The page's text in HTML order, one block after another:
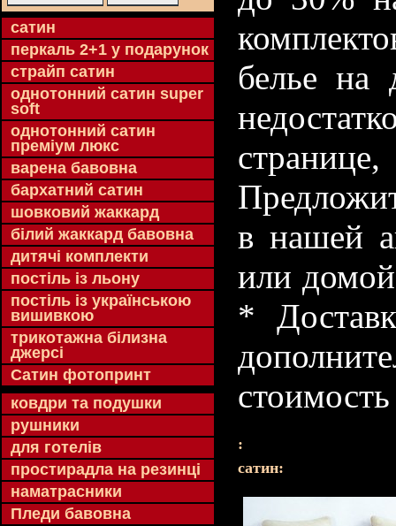
cатин
перкаль 2+1 у подарунок
страйп сатин
однотонний сатин super
soft
однотонний сатин
преміум люкс
варена бавовна
бархатний сатин
шовковий жаккард
білий жаккард бавовна
дитячі комплекти
постіль із льону
постіль із українською
вишивкою
трикотажна білизна
джерсі
Сатин фотопринт
ковдри та подушки
рушники
для готелів
простирадла на резинці
наматрасники
Пледи бавовна
белье на
в нашей
или
*
:
cатин: